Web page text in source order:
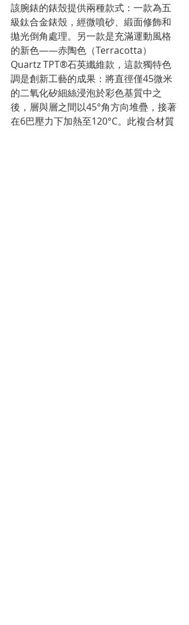
該腕錶的錶殼提供兩種款式：一款為五
級鈦合金錶殼，經微噴砂、緞面修飾和
拋光倒角處理。另一款是充滿運動風格
的新色——赤陶色（Terracotta）
Quartz TPT®石英纖維款，這款獨特色
調是創新工藝的成果：將直徑僅45微米
的二氧化矽細絲浸泡於彩色基質中之
後，層與層之間以45°角方向堆疊，接著
在6巴壓力下加熱至120°C。此複合材質